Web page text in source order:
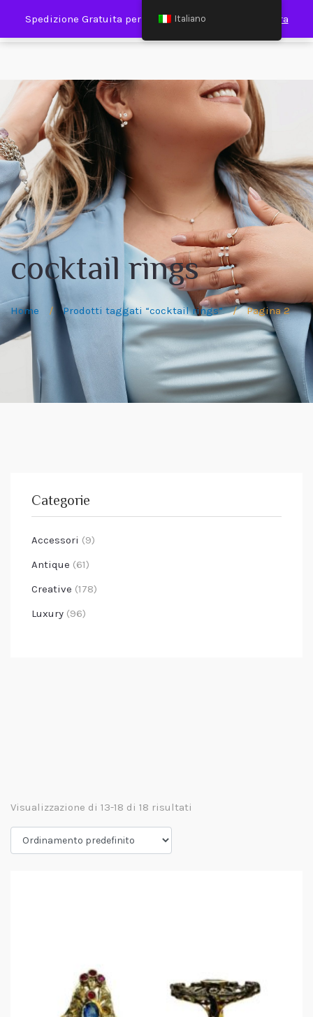
Spedizione Gratuita per Spesa Minima €120,00 Ignora
cocktail rings
Home / Prodotti taggati “cocktail rings” / Pagina 2
Visualizzazione di 13-18 di 18 risultati
Categorie
Accessori (9)
Antique (61)
Creative (178)
Luxury (96)
Italiano